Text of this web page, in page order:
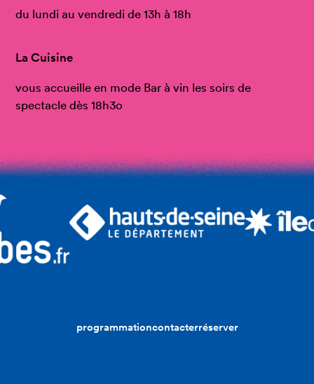
du lundi au vendredi de 13h à 18h
La Cuisine
vous accueille en mode Bar à vin les soirs de
spectacle dès 18h3o
programmationcontacterréserver